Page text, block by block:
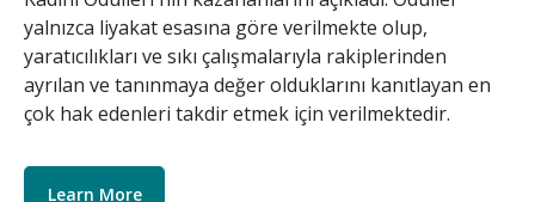
yalnızca liyakat esasına göre verilmekte olup,
yaratıcılıkları ve sıkı çalışmalarıyla rakiplerinden
ayrılan ve tanınmaya değer olduklarını kanıtlayan en
çok hak edenleri takdir etmek için verilmektedir.
Learn More